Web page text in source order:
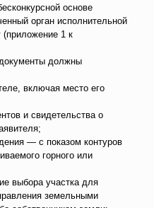
основе
орган исполнительной
(приложение 1 к
должны
включая место его
и свидетельства о
— с показом контуров
горного или
выбора участка для
земельными